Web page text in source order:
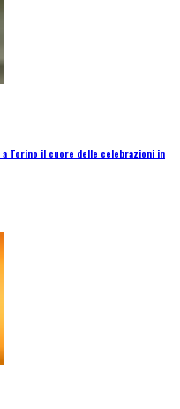
Torino il cuore delle celebrazioni in